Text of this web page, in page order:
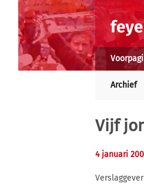
Archief
Vijf
4 januari